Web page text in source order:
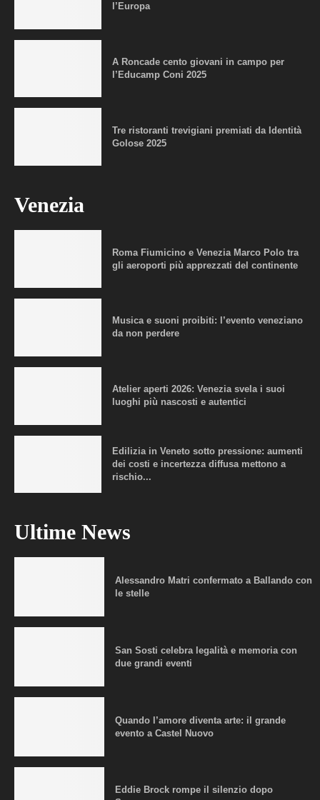
l’Europa
A Roncade cento giovani in campo per
l’Educamp Coni 2025
Tre ristoranti trevigiani premiati da Identità
Golose 2025
Venezia
Roma Fiumicino e Venezia Marco Polo tra
gli aeroporti più apprezzati del continente
Musica e suoni proibiti: l’evento veneziano
da non perdere
Atelier aperti 2026: Venezia svela i suoi
luoghi più nascosti e autentici
Edilizia in Veneto sotto pressione: aumenti
dei costi e incertezza diffusa mettono a
rischio...
Ultime News
Alessandro Matri confermato a Ballando con
le stelle
San Sosti celebra legalità e memoria con
due grandi eventi
Quando l’amore diventa arte: il grande
evento a Castel Nuovo
Eddie Brock rompe il silenzio dopo